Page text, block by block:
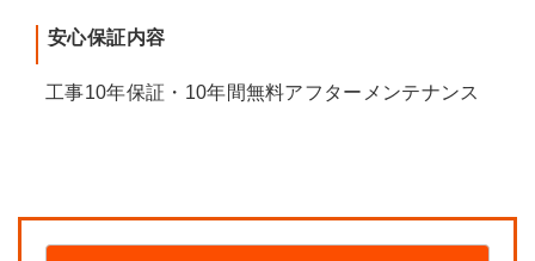
安心保証内容
工事10年保証・10年間無料アフターメンテナンス